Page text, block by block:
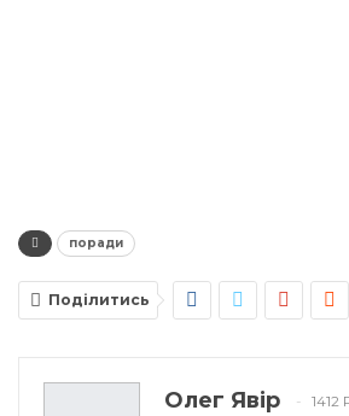
поради
Поділитись
Олег Явір 1412